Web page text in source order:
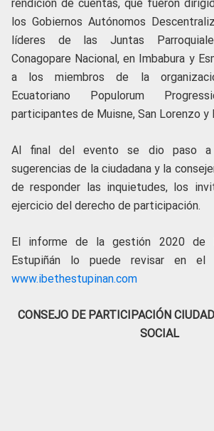
rendición de cuentas, que fueron
los Gobiernos Autónomos
líderes de las Juntas
Conagopare Nacional, en Imbabura y
a los miembros de la
Ecuatoriano Populorum
participantes de Muisne, San Lorenzo y
Al final del evento se dio paso a
sugerencias de la ciudadana y la
de responder las inquietudes, los
ejercicio del derecho de participación.
El informe de la gestión 2020 de
Estupiñán lo puede revisar en el
www.ibethestupinan.com
CONSEJO DE PARTICIPACIÓN
SOCIAL